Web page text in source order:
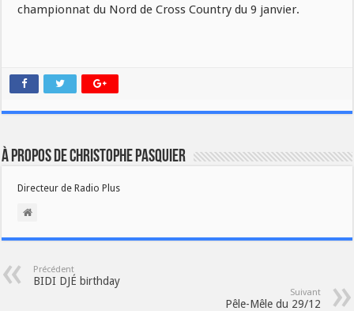
championnat du Nord de Cross Country du 9 janvier.
À propos de Christophe PASQUIER
Directeur de Radio Plus
Précédent
BIDI DJÉ birthday
Suivant
Pêle-Mêle du 29/12